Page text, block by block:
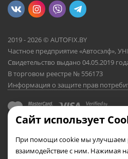
2019 - 2026 © AUTOFIX.BY
Частное предприятие «Автосэлф»,
Свидетельство выдано 04.05.2019
В торговом реестре № 556173
Информация о защите прав
Сайт использует
При помощи cookie мы улучшаем
взаимодействие с ним. Нажимая